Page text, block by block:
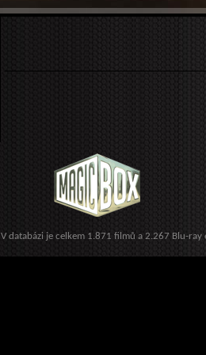
V databázi je celkem 1.871 filmů a 2.267 Blu-ray